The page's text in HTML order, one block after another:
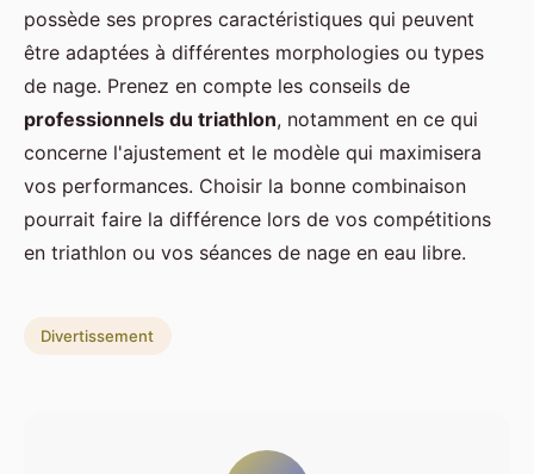
possède ses propres caractéristiques qui peuvent
être adaptées à différentes morphologies ou types
de nage. Prenez en compte les conseils de
professionnels du triathlon, notamment en ce qui
concerne l'ajustement et le modèle qui maximisera
vos performances. Choisir la bonne combinaison
pourrait faire la différence lors de vos compétitions
en triathlon ou vos séances de nage en eau libre.
Divertissement